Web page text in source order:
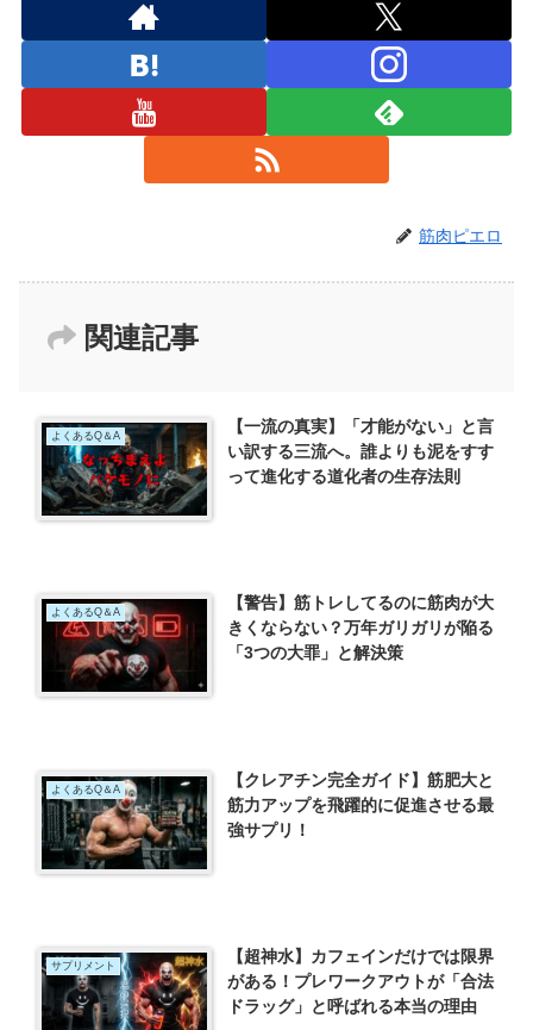
筋肉ピエロ
関連記事
よくあるQ＆A
【一流の真実】「才能がない」と言
い訳する三流へ。誰よりも泥をすす
って進化する道化者の生存法則
よくあるQ＆A
【警告】筋トレしてるのに筋肉が大
きくならない？万年ガリガリが陥る
「3つの大罪」と解決策
よくあるQ＆A
【クレアチン完全ガイド】筋肥大と
筋力アップを飛躍的に促進させる最
強サプリ！
サプリメント
【超神水】カフェインだけでは限界
がある！プレワークアウトが「合法
ドラッグ」と呼ばれる本当の理由